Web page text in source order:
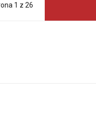
1 z 26